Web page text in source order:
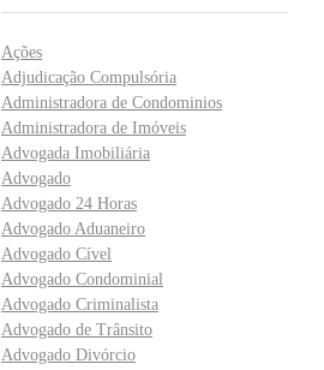
Ações
Adjudicação Compulsória
Administradora de Condominios
Administradora de Imóveis
Advogada Imobiliária
Advogado
Advogado 24 Horas
Advogado Aduaneiro
Advogado Cível
Advogado Condominial
Advogado Criminalista
Advogado de Trânsito
Advogado Divórcio